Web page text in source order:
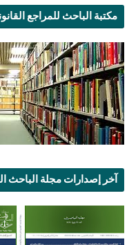
مكتبة الباحث للمراجع
آخر إصدارات مجلة الباحث